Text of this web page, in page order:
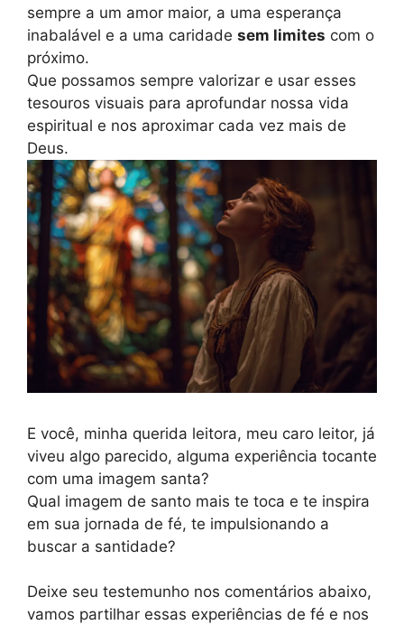
sempre a um amor maior, a uma esperança
inabalável e a uma caridade sem limites com o
próximo.
Que possamos sempre valorizar e usar esses
tesouros visuais para aprofundar nossa vida
espiritual e nos aproximar cada vez mais de
Deus.
E você, minha querida leitora, meu caro leitor, já
viveu algo parecido, alguma experiência tocante
com uma imagem santa?
Qual imagem de santo mais te toca e te inspira
em sua jornada de fé, te impulsionando a
buscar a santidade?
Deixe seu testemunho nos comentários abaixo,
vamos partilhar essas experiências de fé e nos